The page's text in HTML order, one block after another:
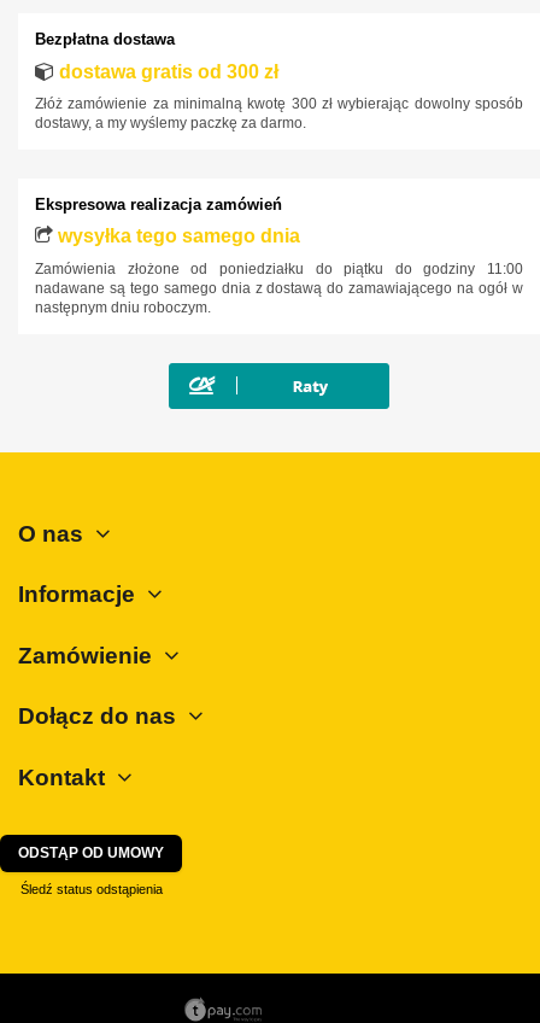
Jaguar
Jeep
Kia
Land Rover
Lexus
MAN
Maxus
Mercedes-Benz
Porsche
SAAB
Skoda
SsangYong
Suzuki
Bezpłatna dostawa
dostawa gratis od 300 zł
Złóż zamówienie za minimalną kwotę 300 zł wybierając dowolny sposób
dostawy, a my wyślemy paczkę za darmo.
Ekspresowa realizacja zamówień
wysyłka tego samego dnia
Zamówienia złożone od poniedziałku do piątku do godziny 11:00
nadawane są tego samego dnia z dostawą do zamawiającego na ogół w
następnym dniu roboczym.
O nas
Informacje
Zamówienie
Dołącz do nas
Kontakt
ODSTĄP OD UMOWY
Śledź status odstąpienia